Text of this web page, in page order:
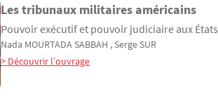
Les tribunaux militaires américains
Pouvoir exécutif et pouvoir judiciaire aux
Nada MOURTADA SABBAH , Serge SUR
> Découvrir l’ouvrage